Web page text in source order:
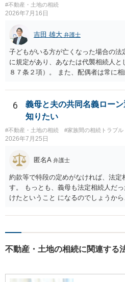
と拒否することはできます。理由を説
#不動産・土地の相続
2026年7月16日
吉田 雄大 弁護士
子どもがいる方が亡くなった場合の法
に規定があり、あなたは代襲相続人と
８７条２項）。 また、配偶者は常に
も相続権があります。つまり、孫５
相続権がある可能性があります。
6
義母と夫の共同名義ロー
知りたい
#不動産・土地の相続 #家族間の相続トラブル
2026年7月25日
匿名A 弁護士
約款等で特段の定めがなければ、法定
す。 もっとも、義母も法定相続人だ
けたということ になるのでしょうか
不動産・土地の相続に関連する